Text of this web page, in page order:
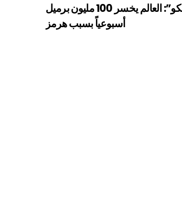
رئيس “أرامكو”: العالم يخسر 100 مليون برميل
أسبوعياً بسبب هرمز